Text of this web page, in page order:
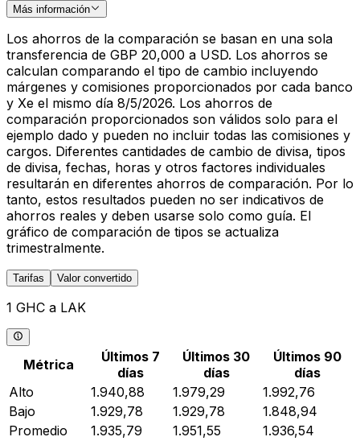
Más información
Los ahorros de la comparación se basan en una sola
transferencia de GBP 20,000 a USD. Los ahorros se
calculan comparando el tipo de cambio incluyendo
márgenes y comisiones proporcionados por cada banco
y Xe el mismo día 8/5/2026. Los ahorros de
comparación proporcionados son válidos solo para el
ejemplo dado y pueden no incluir todas las comisiones y
cargos. Diferentes cantidades de cambio de divisa, tipos
de divisa, fechas, horas y otros factores individuales
resultarán en diferentes ahorros de comparación. Por lo
tanto, estos resultados pueden no ser indicativos de
ahorros reales y deben usarse solo como guía. El
gráfico de comparación de tipos se actualiza
trimestralmente.
Tarifas Valor convertido
1 GHC a LAK
Métrica
Últimos 7
días
Últimos 30
días
Últimos 90
días
Alto
1.940,88 1.979,29
1.992,76
Bajo
1.929,78 1.929,78
1.848,94
Promedio
1.935,79 1.951,55
1.936,54